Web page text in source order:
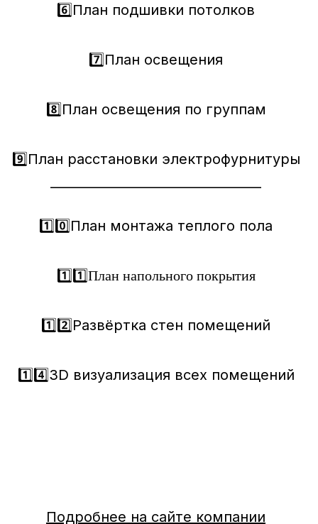
6️⃣План подшивки потолков
7️⃣План освещения
8️⃣План освещения по группам
9️⃣План расстановки электрофурнитуры
1️⃣0️⃣План монтажа теплого пола
1️⃣1️⃣План напольного покрытия
1️⃣2️⃣Развёртка стен помещений
1️⃣4️⃣3D визуализация всех помещений
Подробнее на сайте компании